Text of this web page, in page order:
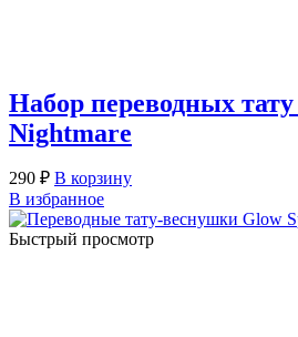
Набор переводных
Nightmare
290 ₽ В корзину
В избранное
Быстрый просмотр